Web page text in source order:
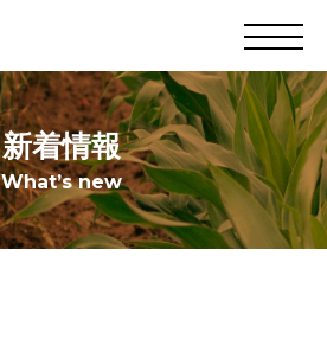
新着情報
What’s new